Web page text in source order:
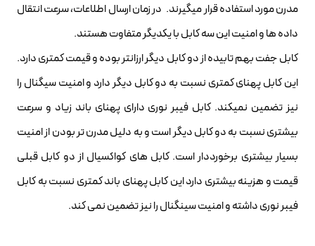
مدرن مورد استفاده قرار میگیرند. در زمان ارسال اطلاعات، سرعت انتقال
داده ها و امنیتاین سه کابل با یکدیگر متفاوت هستند.
کابل جفت بهم تابیده از دو کابل دیگر ارزانتر بوده و قیمت کمتری دارد.
این کابل پهنای کمتری نسبت به دو کابل دیگر دارد و امنیت سیگنال را
نیز تضمین نمیکند. کابل فیبر نوری دارای پهنای باند زیاد و سرعت
بیشتری نسبت به دو کابل دیگر است و به دلیل مدرن تر بودن از امنیت
بسیار بیشتری برخورددار است. کابل های کواکسیال از دو کابل قبلی
قیمت و هزینه بیشتری دارد این کابل پهنای باند کمتری نسبت به کابل
فیبر نوری داشته و امنیت سینگنال را نیز تضمین نمی کند.